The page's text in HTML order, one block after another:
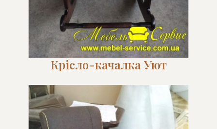
Крісло-качалка Уют